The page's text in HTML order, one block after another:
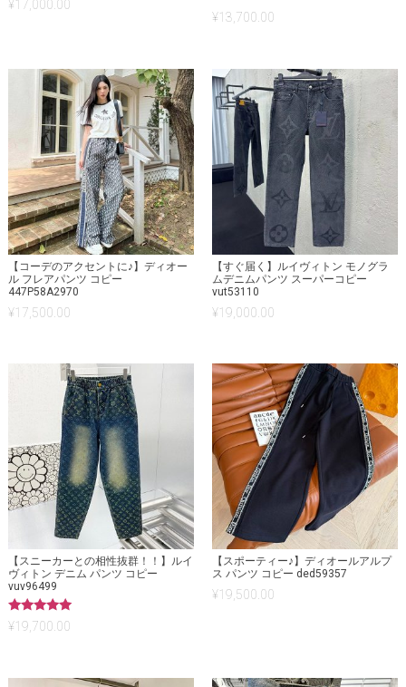
¥17,000.00
¥13,700.00
【コーデのアクセントに♪】ディオー
ル フレアパンツ コピー
447P58A2970
¥17,500.00
【すぐ届く】ルイヴィトン モノグラ
ムデニムパンツ スーパーコピー
vut53110
¥19,000.00
【スニーカーとの相性抜群！！】ルイ
ヴィトン デニム パンツ コピー
vuv96499
5段階中
5.00
¥19,700.00
【スポーティー♪】ディオールアルプ
ス パンツ コピー ded59357
¥19,500.00